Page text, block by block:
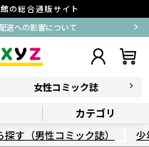
の総合通販サイト
送への影響について
女性コミック誌
カテゴリ
す（男性コミック誌）
少